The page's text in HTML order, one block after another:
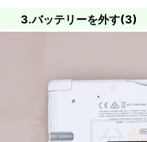
3.バッテリーを外す(3)